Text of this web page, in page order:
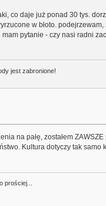
co daje już ponad 30 tys.
w błoto.
pytanie - czy nasi radni
jest zabronione!
na pałę, zostałem
Kultura dotyczy tak
prościej...